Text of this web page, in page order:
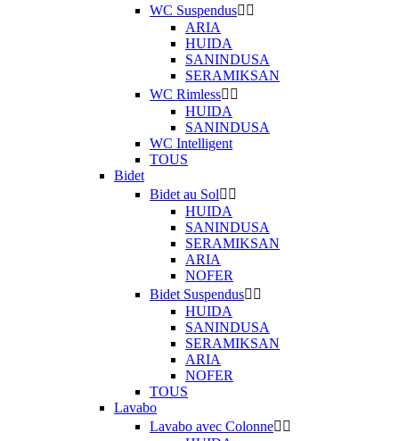
WC Suspendus 
ARIA
HUIDA
SANINDUSA
SERAMIKSAN
WC Rimless 
HUIDA
SANINDUSA
WC Intelligent
TOUS
Bidet
Bidet au Sol 
HUIDA
SANINDUSA
SERAMIKSAN
ARIA
NOFER
Bidet Suspendus 
HUIDA
SANINDUSA
SERAMIKSAN
ARIA
NOFER
TOUS
Lavabo
Lavabo avec Colonne 